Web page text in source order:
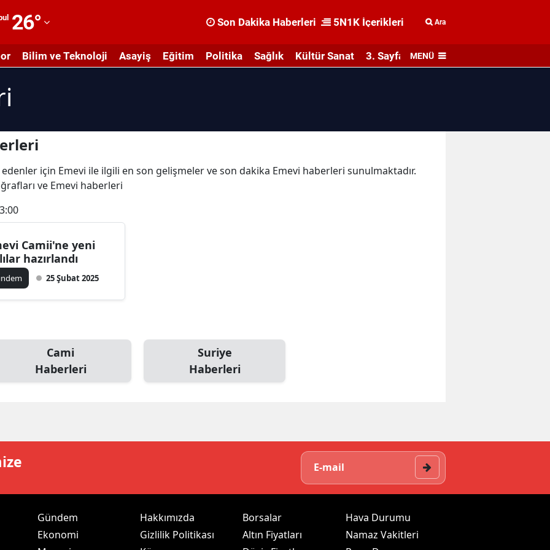
26° Son Dakika Haberleri 5N1K İçerikleri Ara
Bilim ve Teknoloji Asayiş Eğitim Politika Sağlık Kültür Sanat 3. Sayfa MENÜ
için Emevi ile ilgili en son gelişmeler ve son dakika Emevi haberleri sunulmaktadır.
ve Emevi haberleri
Camii'ne yeni
hazırlandı
25 Şubat 2025
Cami
Haberleri
Suriye
Haberleri
Gündem
Ekonomi
Hakkımızda
Gizlilik Politikası
Borsalar
Altın Fiyatları
Hava Durumu
Namaz Vakitleri